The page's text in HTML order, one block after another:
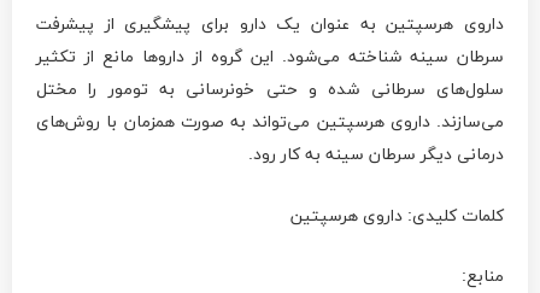
داروی هرسپتین به عنوان یک دارو برای پیشگیری از پیشرفت
سرطان سینه شناخته می‌شود. این گروه از داروها مانع از تکثیر
سلول‌های سرطانی شده و حتی خونرسانی به تومور را مختل
می‌سازند. داروی هرسپتین می‌تواند به صورت همزمان با روش‌های
درمانی دیگر سرطان سینه به کار رود.
کلمات کلیدی: داروی هرسپتین
منابع: